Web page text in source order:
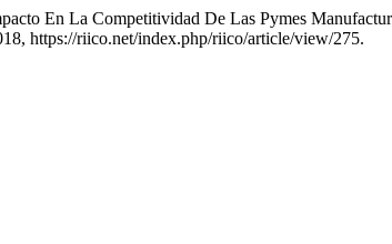
En La Competitividad De Las Pymes
https://riico.net/index.php/riico/article/view/275.